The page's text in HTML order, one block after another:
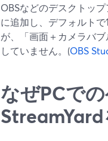
OBSなどのデスクトッ
に追加し、デフォルト
が、「画面＋カメラバ
していません。(OBS
なぜPCで